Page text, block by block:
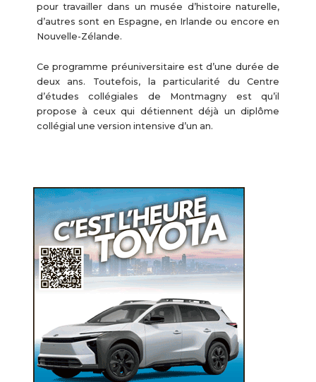
pour travailler dans un musée d’histoire naturelle,
d’autres sont en Espagne, en Irlande ou encore en
Nouvelle-Zélande.
Ce programme préuniversitaire est d’une durée de
deux ans. Toutefois, la particularité du Centre
d’études collégiales de Montmagny est qu’il
propose à ceux qui détiennent déjà un diplôme
collégial une version intensive d’un an.